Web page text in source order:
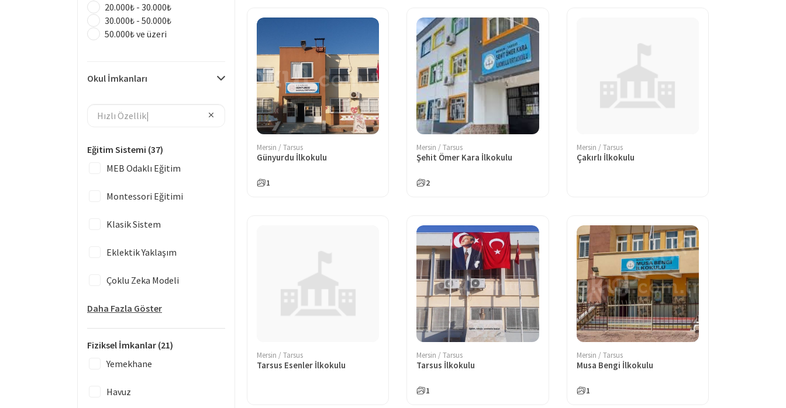
20.000₺ - 30.000₺
30.000₺ - 50.000₺
50.000₺ ve üzeri
Okul İmkanları
Eğitim Sistemi (37)
MEB Odaklı Eğitim
Montessori Eğitimi
Klasik Sistem
Eklektik Yaklaşım
Çoklu Zeka Modeli
Daha Fazla Göster
Fiziksel İmkanlar (21)
Yemekhane
Havuz
Mersin / Tarsus
Günyurdu İlkokulu
1
Mersin / Tarsus
Şehit Ömer Kara İlkokulu
2
Mersin / Tarsus
Çakırlı İlkokulu
Mersin / Tarsus
Tarsus Esenler İlkokulu
Mersin / Tarsus
Tarsus İlkokulu
1
Mersin / Tarsus
Musa Bengi İlkokulu
1